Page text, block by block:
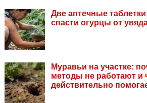
Две аптечные таблетки
спасти огурцы от
Муравьи на участке:
методы не работают и
действительно